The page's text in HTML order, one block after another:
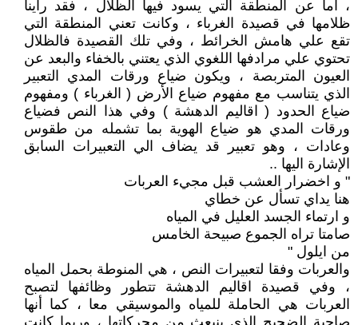
، اما عن المنطقة التي يسود فيها الظلال ، فقد رأينا
ظلامها في قصيدة الغرباء ، وكانت تعني المنطقة التي
تقع علي هامش الخرائط ، وفي تلك القصيدة فالظلال
تحتوي علي مرادفها اللغوي الذي يعتني بالخفاء والبعد عن
العيون المتربصة ، ويكون ضياع ورقات المدي التعبير
الذي يتناسب مع مفهوم ضياع الأرض ( الغرباء ) ومفهوم
ضياع الحدود ( اقاليم الدهشة ) وفي هذا النص فضياع
ورقات المدي هو ضياع الهوية بما تشمله من طقوس
وعادات ، وهو تعبير قد يضاف الي التعبيرات السابق
الإشارة اليها ..
" و اخضرار العشب قبل مجيء العربات
هنا يداي تسأل عن خطاي
و ارتماء الجسد العليل في المياه
صامتا تراه الجموع صبيحة الخامس
من ايلول "
والعربات وفقا لتعبيرات النص ، هي المنوطة بحمل المياه
، وفي قصيدة اقاليم الدهشة تتطور وظائفها لتصبح
العربات هي الحاملة للمياه والموسيقي معا ، كما أنها